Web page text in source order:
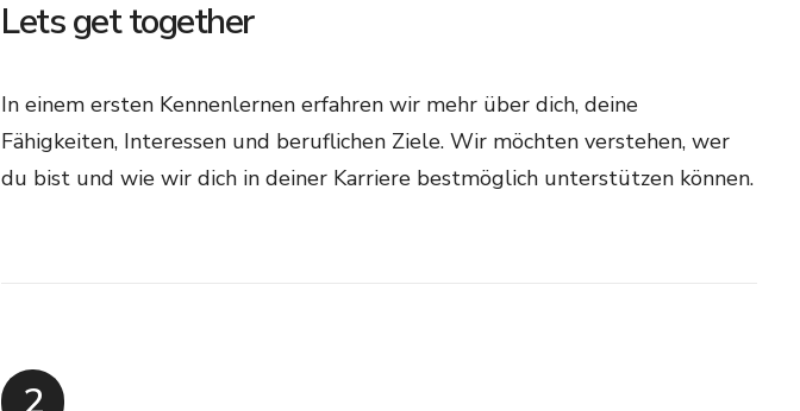
Lets get together
In einem ersten Kennenlernen erfahren wir mehr über dich, deine
Fähigkeiten, Interessen und beruflichen Ziele. Wir möchten verstehen, wer
du bist und wie wir dich in deiner Karriere bestmöglich unterstützen können.